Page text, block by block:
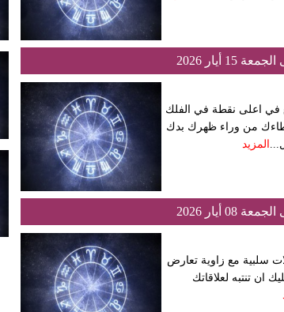
في اعلى نقطة في الفلك
من وراء ظهرك بدك
المزيد
سلبية مع زاوية تعارض
ان تنتبه لعلاقاتك